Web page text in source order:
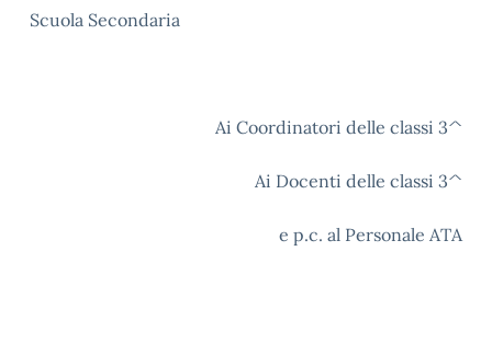
Scuola Secondaria
Ai Coordinatori delle classi 3^
Ai Docenti delle classi 3^
e p.c. al Personale ATA